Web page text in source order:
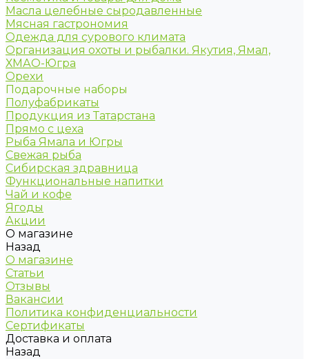
Масла целебные сыродавленные
Мясная гастрономия
Одежда для сурового климата
Организация охоты и рыбалки. Якутия, Ямал,
ХМАО-Югра
Орехи
Подарочные наборы
Полуфабрикаты
Продукция из Татарстана
Прямо с цеха
Рыба Ямала и Югры
Свежая рыба
Сибирская здравница
Функциональные напитки
Чай и кофе
Ягоды
Акции
О магазине
Назад
О магазине
Статьи
Отзывы
Вакансии
Политика конфиденциальности
Сертификаты
Доставка и оплата
Назад